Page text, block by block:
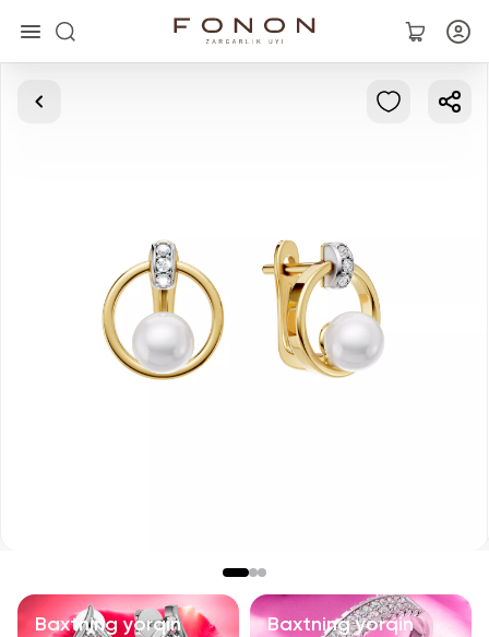
Asosiy
Bilaguzuklar
Aksessuarlar
Baxtning yorqin
Baxtning yorqin